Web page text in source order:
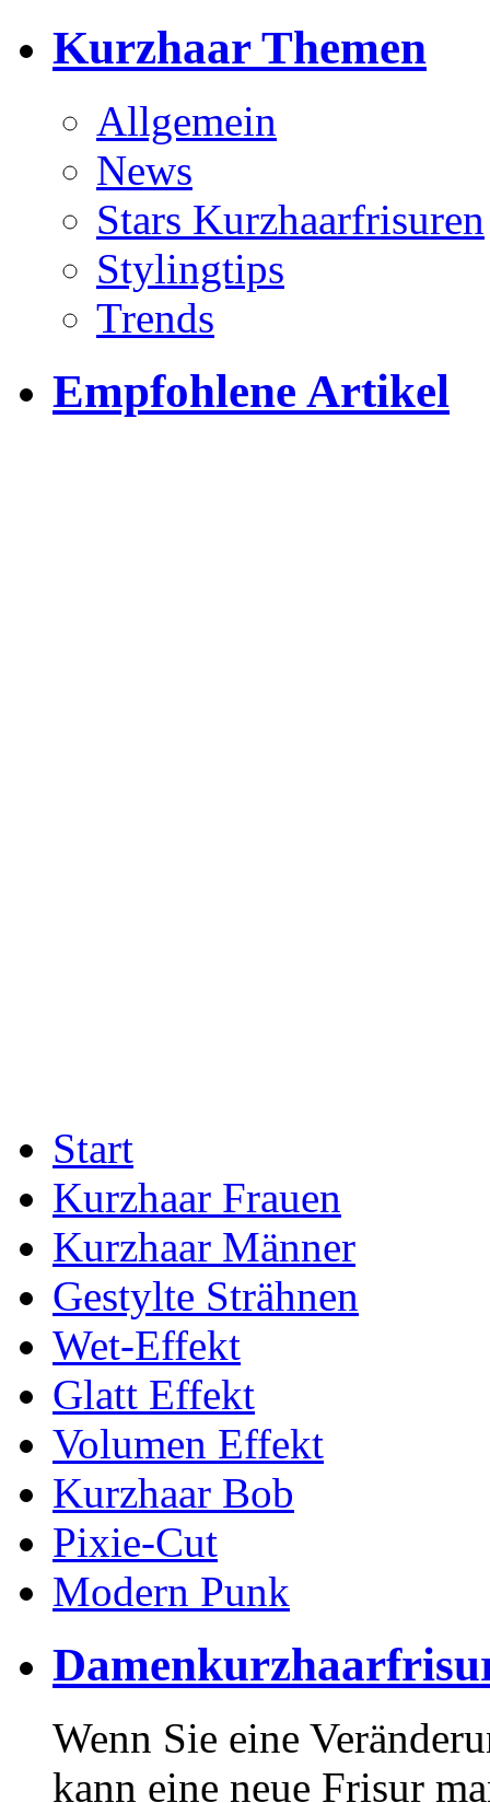
Kurzhaar Themen
Allgemein
News
Stars Kurzhaarfrisuren
Stylingtips
Trends
Empfohlene Artikel
Start
Kurzhaar Frauen
Kurzhaar Männer
Gestylte Strähnen
Wet-Effekt
Glatt Effekt
Volumen Effekt
Kurzhaar Bob
Pixie-Cut
Modern Punk
Wenn Sie eine
kann eine neue Frisur